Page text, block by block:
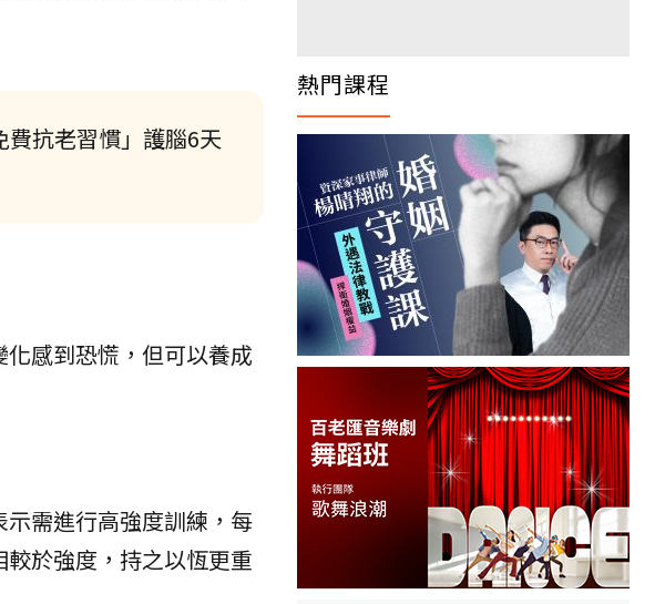
抗老習慣」護腦6天
感到恐慌，但可以養成
需進行高強度訓練，每
於強度，持之以恆更重
熱門課程